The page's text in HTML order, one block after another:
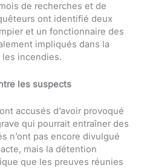
de recherches et de
ont identifié deux
et un fonctionnaire des
impliqués dans la
incendies.
les suspects
accusés d’avoir provoqué
qui pourrait entraîner des
n’ont pas encore divulgué
mais la détention
que les preuves réunies